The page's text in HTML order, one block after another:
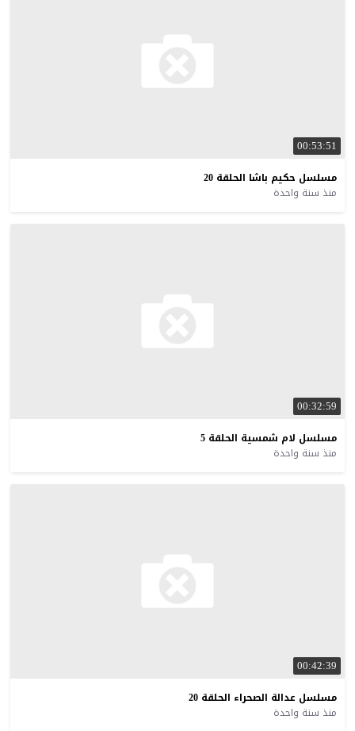
00:53:51
مسلسل حكيم باشا الحلقة 20
منذ سنة واحدة
00:32:59
مسلسل لام شمسية الحلقة 5
منذ سنة واحدة
00:42:39
مسلسل عدالة الصحراء الحلقة 20
منذ سنة واحدة